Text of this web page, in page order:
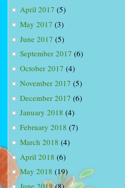
April 2017 (5)
May 2017 (3)
June 2017 (5)
September 2017 (6)
October 2017 (4)
November 2017 (5)
December 2017 (6)
January 2018 (4)
February 2018 (7)
March 2018 (4)
April 2018 (6)
May 2018 (19)
June 2018(8)